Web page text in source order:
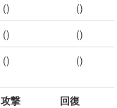
()
()
()
()
() ()
攻撃
回復